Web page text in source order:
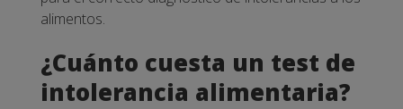
alimentos.
¿Cuánto cuesta un test de
intolerancia alimentaria?